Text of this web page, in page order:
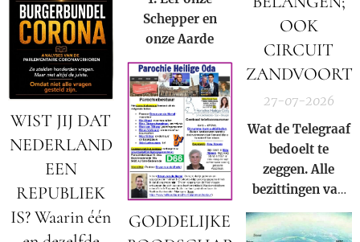
OOK
CIRCUIT
ZANDVOORT
27-07-2026
Wat de Telegraaf
bedoelt te
zeggen. Alle
bezittingen van
Prins Bernhard
(Jr.) zijn in
WIST JIJ DAT
NEDERLAND
EEN
REPUBLIEK
IS? Waarin één
Schepper en
onzeAarde
GODDELIJKE